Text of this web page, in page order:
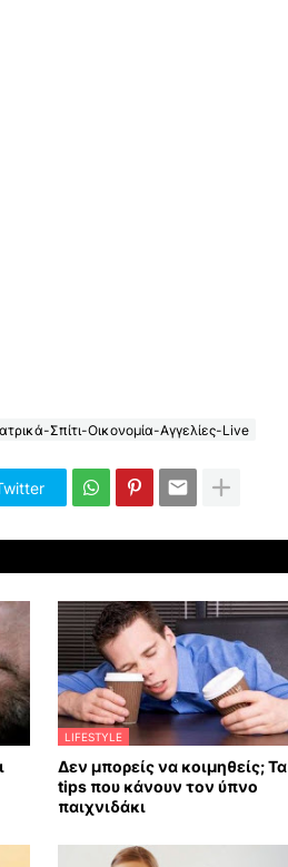
Σπίτι-Οικονομία-Αγγελίες-Live
LIFESTYLE
Δεν μπορείς να κοιμηθείς; Τα
tips που κάνουν τον ύπνο
παιχνιδάκι